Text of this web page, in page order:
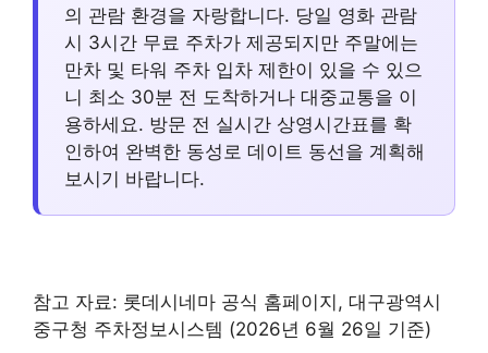
의 관람 환경을 자랑합니다. 당일 영화 관람
시 3시간 무료 주차가 제공되지만 주말에는
만차 및 타워 주차 입차 제한이 있을 수 있으
니 최소 30분 전 도착하거나 대중교통을 이
용하세요. 방문 전 실시간 상영시간표를 확
인하여 완벽한 동성로 데이트 동선을 계획해
보시기 바랍니다.
참고 자료: 롯데시네마 공식 홈페이지, 대구광역시
중구청 주차정보시스템 (2026년 6월 26일 기준)